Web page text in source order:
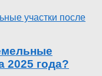
2025 года?